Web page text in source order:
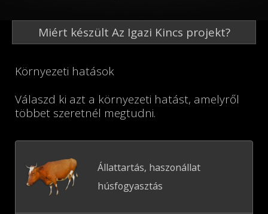
Miért készült Az Igazi Kincs projekt?
Környezeti hatások
Válaszd ki azt a környezeti hatást, amelyről
többet szeretnél megtudni.
Állattartás, haszonállat
húsfogyasztás